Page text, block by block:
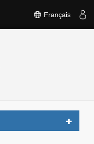
Français
Toggle